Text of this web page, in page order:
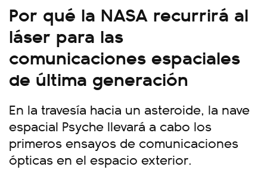
Por qué la NASA recurrirá al
láser para las
comunicaciones espaciales
de última generación
En la travesía hacia un asteroide, la nave
espacial Psyche llevará a cabo los
primeros ensayos de comunicaciones
ópticas en el espacio exterior.